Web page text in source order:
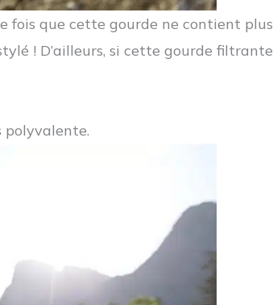
fois que cette gourde ne contient plus
! D’ailleurs, si cette gourde filtrante
polyvalente.